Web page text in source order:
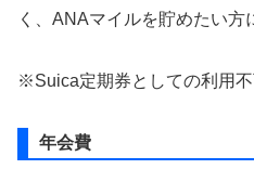
く、ANAマイルを貯めたい方
※Suica定期券としての利用
年会費